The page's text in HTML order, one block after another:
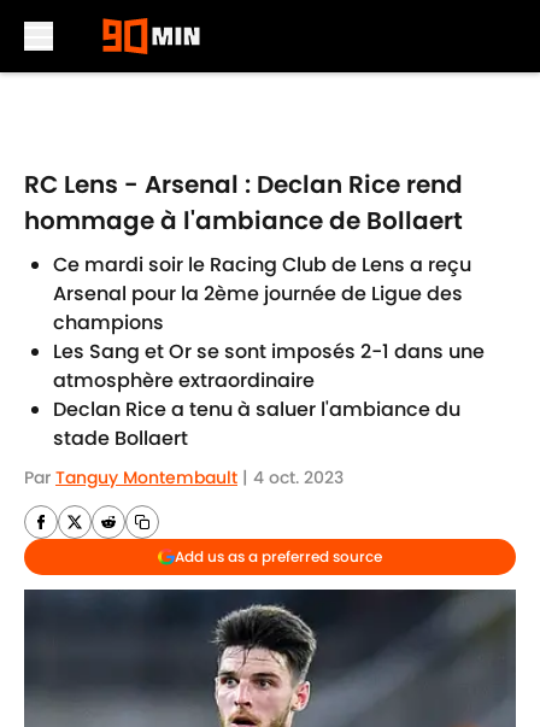
RC Lens - Arsenal : Declan Rice rend
hommage à l'ambiance de Bollaert
Ce mardi soir le Racing Club de Lens a reçu
Arsenal pour la 2ème journée de Ligue des
champions
Les Sang et Or se sont imposés 2-1 dans une
atmosphère extraordinaire
Declan Rice a tenu à saluer l'ambiance du
stade Bollaert
Par Tanguy Montembault | 4 oct. 2023
Add us as a preferred source